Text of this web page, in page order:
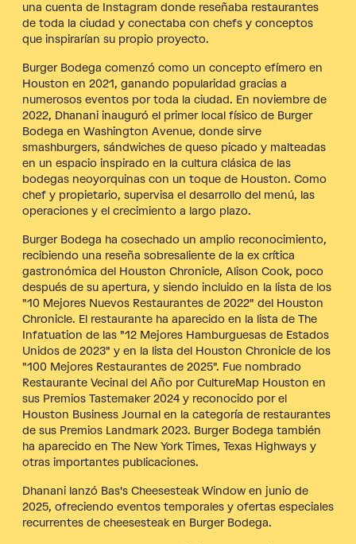
una cuenta de Instagram donde reseñaba restaurantes
de toda la ciudad y conectaba con chefs y conceptos
que inspirarían su propio proyecto.
Burger Bodega comenzó como un concepto efímero en
Houston en 2021, ganando popularidad gracias a
numerosos eventos por toda la ciudad. En noviembre de
2022, Dhanani inauguró el primer local físico de Burger
Bodega en Washington Avenue, donde sirve
smashburgers, sándwiches de queso picado y malteadas
en un espacio inspirado en la cultura clásica de las
bodegas neoyorquinas con un toque de Houston. Como
chef y propietario, supervisa el desarrollo del menú, las
operaciones y el crecimiento a largo plazo.
Burger Bodega ha cosechado un amplio reconocimiento,
recibiendo una reseña sobresaliente de la ex crítica
gastronómica del Houston Chronicle, Alison Cook, poco
después de su apertura, y siendo incluido en la lista de los
"10 Mejores Nuevos Restaurantes de 2022" del Houston
Chronicle. El restaurante ha aparecido en la lista de The
Infatuation de las "12 Mejores Hamburguesas de Estados
Unidos de 2023" y en la lista del Houston Chronicle de los
"100 Mejores Restaurantes de 2025". Fue nombrado
Restaurante Vecinal del Año por CultureMap Houston en
sus Premios Tastemaker 2024 y reconocido por el
Houston Business Journal en la categoría de restaurantes
de sus Premios Landmark 2023. Burger Bodega también
ha aparecido en The New York Times, Texas Highways y
otras importantes publicaciones.
Dhanani lanzó Bas's Cheesesteak Window en junio de
2025, ofreciendo eventos temporales y ofertas especiales
recurrentes de cheesesteak en Burger Bodega.